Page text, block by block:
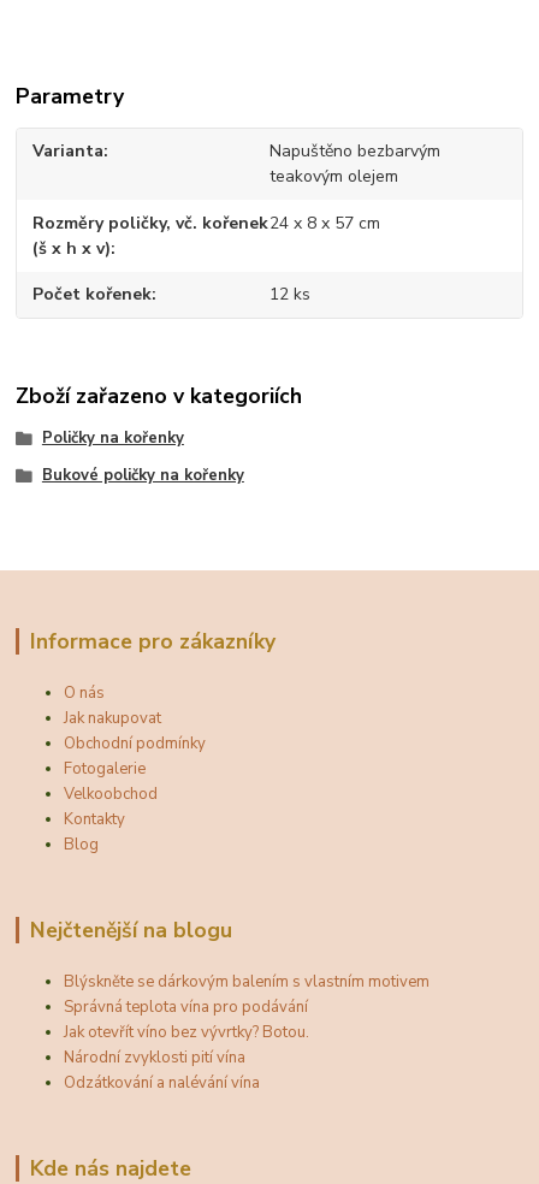
Parametry
Varianta
Napuštěno bezbarvým
teakovým olejem
Rozměry poličky, vč. kořenek
(š x h x v)
24 x 8 x 57 cm
Počet kořenek 12 ks
Zboží zařazeno v kategoriích
Poličky na kořenky
Bukové poličky na kořenky
Informace pro zákazníky
O nás
Jak nakupovat
Obchodní podmínky
Fotogalerie
Velkoobchod
Kontakty
Blog
Nejčtenější na blogu
Blýskněte se dárkovým balením s vlastním motivem
Správná teplota vína pro podávání
Jak otevřít víno bez vývrtky? Botou.
Národní zvyklosti pití vína
Odzátkování a nalévání vína
Kde nás najdete